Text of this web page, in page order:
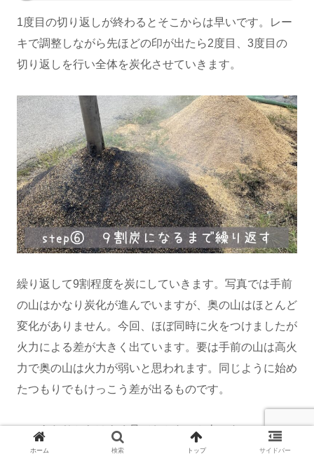
1度目の切り返しが終わるとそこからは早いです。レー
キで調整しながら先ほどの印が出たら2度目、3度目の
切り返しを行い全体を炭化させていきます。
繰り返して9割程度を炭にしていきます。写真では手前
の山はかなり炭化が進んでいますが、奥の山はほとんど
変化がありません。今回、ほぼ同時に火をつけましたが
火力による差が大きく出ています。要は手前の山は高火
力で奥の山は火力が弱いと思われます。同じように始め
たつもりでもけっこう差が出るものです。
このあたりからはよく見ておかないと灰になってしまい
ます。風が強い時は火が出ることもありますので注意
ホーム 検索 トップ サイドバー